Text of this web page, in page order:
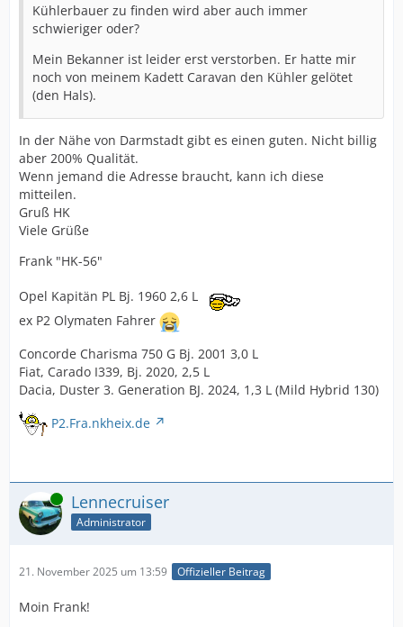
Kühlerbauer zu finden wird aber auch immer
schwieriger oder?
Mein Bekanner ist leider erst verstorben. Er hatte mir
noch von meinem Kadett Caravan den Kühler gelötet
(den Hals).
In der Nähe von Darmstadt gibt es einen guten. Nicht billig
aber 200% Qualität.
Wenn jemand die Adresse braucht, kann ich diese
mitteilen.
Gruß HK
Viele Grüße
Frank "HK-56"
Opel Kapitän PL Bj. 1960 2,6 L
ex P2 Olymaten Fahrer
Concorde Charisma 750 G Bj. 2001 3,0 L
Fiat, Carado I339, Bj. 2020, 2,5 L
Dacia, Duster 3. Generation BJ. 2024, 1,3 L (Mild Hybrid 130)
P2.Fra.nkheix.de
Online Lennecruiser
Administrator
21. November 2025 um 13:59 Offizieller Beitrag
Moin Frank!